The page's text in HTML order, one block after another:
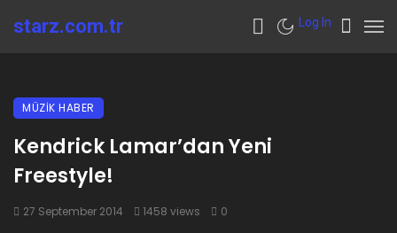
starz.com.tr Log In
MÜZİK HABER
Kendrick Lamar’dan Yeni
Freestyle!
27 September 2014 1458 views 0